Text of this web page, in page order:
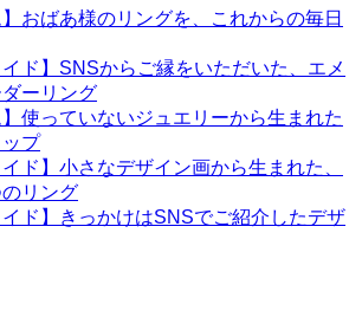
】おばあ様のリングを、これからの毎日
イド】SNSからご縁をいただいた、エメ
ーリング
】使っていないジュエリーから生まれた
プ
イド】小さなデザイン画から生まれた、
リング
イド】きっかけはSNSでご紹介したデザ